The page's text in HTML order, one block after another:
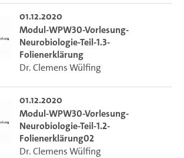
01.12.2020
Modul-WPW30-Vorlesung-
Neurobiologie-Teil-1.3-
Folienerklärung
Dr. Clemens Wülfing
01.12.2020
Modul-WPW30-Vorlesung-
Neurobiologie-Teil-1.2-
Folienerklärung02
Dr. Clemens Wülfing